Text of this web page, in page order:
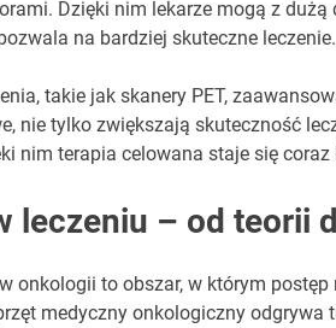
Dzięki nim lekarze mogą z
na bardziej skuteczne leczenie.
takie jak skanery PET,
nie tylko zwiększają skuteczność
nim terapia celowana staje się
leczeniu – od teorii
onkologii to obszar, w którym
medyczny onkologiczny